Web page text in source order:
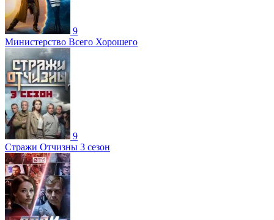
9
Министерство Всего Хорошего
9
Стражи Отчизны 3 сезон